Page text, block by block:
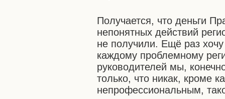
Получается, что деньги
непонятных действий
не получили. Ещё раз
каждому проблемному
руководителей мы,
только, что никак, кроме
непрофессиональным,